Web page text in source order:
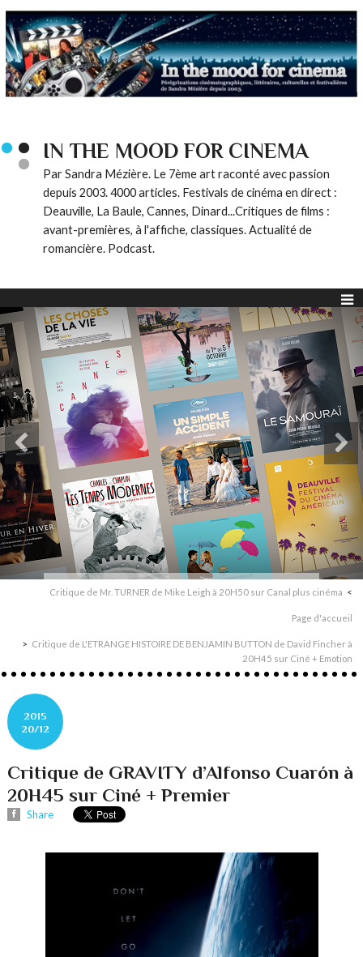
IN THE MOOD FOR CINEMA
Par Sandra Mézière. Le 7ème art raconté avec passion
depuis 2003. 4000 articles. Festivals de cinéma en direct :
Deauville, La Baule, Cannes, Dinard...Critiques de films :
avant-premières, à l'affiche, classiques. Actualité de
romancière. Podcast.
Critique de Mr. TURNER de Mike Leigh à 20H50 sur Canal plus cinéma
Page d'accueil
Critique de L'ETRANGE HISTOIRE DE BENJAMIN BUTTON de David Fincher à
20H45 sur Ciné + Emotion
2015
20/12
Critique de GRAVITY d’Alfonso Cuarón à
20H45 sur Ciné + Premier
Share